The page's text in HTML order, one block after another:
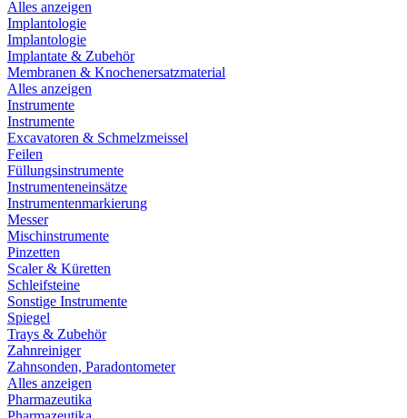
Alles anzeigen
Implantologie
Implantologie
Implantate & Zubehör
Membranen & Knochenersatzmaterial
Alles anzeigen
Instrumente
Instrumente
Excavatoren & Schmelzmeissel
Feilen
Füllungsinstrumente
Instrumenteneinsätze
Instrumentenmarkierung
Messer
Mischinstrumente
Pinzetten
Scaler & Küretten
Schleifsteine
Sonstige Instrumente
Spiegel
Trays & Zubehör
Zahnreiniger
Zahnsonden, Paradontometer
Alles anzeigen
Pharmazeutika